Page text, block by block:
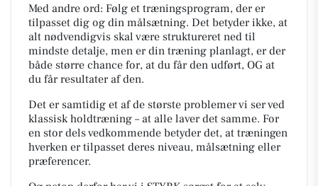
Med andre ord: Følg et træningsprogram, der er
tilpasset dig og din målsætning. Det betyder ikke, at
alt nødvendigvis skal være struktureret ned til
mindste detalje, men er din træning planlagt, er der
både større chance for, at du får den udført, OG at
du får resultater af den.
Det er samtidig et af de største problemer vi ser ved
klassisk holdtræning – at alle laver det samme. For
en stor dels vedkommende betyder det, at træningen
hverken er tilpasset deres niveau, målsætning eller
præferencer.